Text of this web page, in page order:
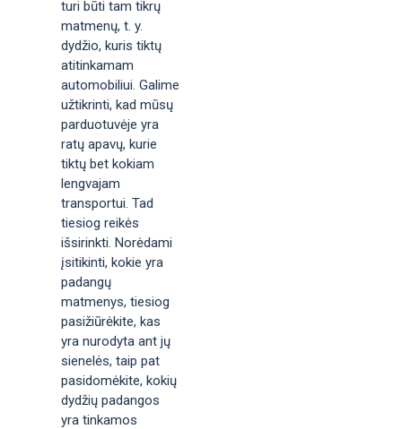
turi būti tam tikrų
matmenų, t. y.
dydžio, kuris tiktų
atitinkamam
automobiliui. Galime
užtikrinti, kad mūsų
parduotuvėje yra
ratų apavų, kurie
tiktų bet kokiam
lengvajam
transportui. Tad
tiesiog reikės
išsirinkti. Norėdami
įsitikinti, kokie yra
padangų
matmenys, tiesiog
pasižiūrėkite, kas
yra nurodyta ant jų
sienelės, taip pat
pasidomėkite, kokių
dydžių padangos
yra tinkamos